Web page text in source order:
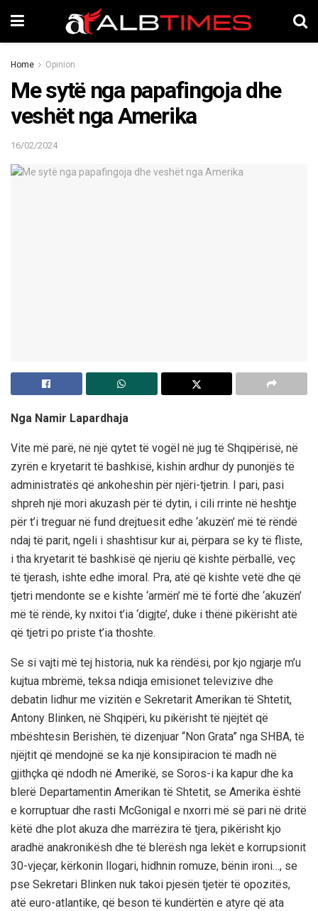
Home Opinion
Me sytë nga papafingoja dhe
veshët nga Amerika
16/02/2024
Nga Namir Lapardhaja
Vite më parë, në një qytet të vogël në jug të Shqipërisë, në
zyrën e kryetarit të bashkisë, kishin ardhur dy punonjës të
administratës që ankoheshin për njëri-tjetrin. I pari, pasi
shpreh një mori akuzash për të dytin, i cili rrinte në heshtje
për t’i treguar në fund drejtuesit edhe ‘akuzën’ më të rëndë
ndaj të parit, ngeli i shashtisur kur ai, përpara se ky të fliste,
i tha kryetarit të bashkisë që njeriu që kishte përballë, veç
të tjerash, ishte edhe imoral. Pra, atë që kishte vetë dhe që
tjetri mendonte se e kishte ‘armën’ më të fortë dhe ‘akuzën’
më të rëndë, ky nxitoi t’ia ‘digjte’, duke i thënë pikërisht atë
që tjetri po priste t’ia thoshte.
Se si vajti më tej historia, nuk ka rëndësi, por kjo ngjarje m’u
kujtua mbrëmë, teksa ndiqja emisionet televizive dhe
debatin lidhur me vizitën e Sekretarit Amerikan të Shtetit,
Antony Blinken, në Shqipëri, ku pikërisht të njëjtët që
mbështesin Berishën, të dizenjuar “Non Grata” nga SHBA, të
njëjtit që mendojnë se ka një konsipiracion të madh në
gjithçka që ndodh në Amerikë, se Soros-i ka kapur dhe ka
blerë Departamentin Amerikan të Shtetit, se Amerika është
e korruptuar dhe rasti McGonigal e nxorri më së pari në dritë
këtë dhe plot akuza dhe marrëzira të tjera, pikërisht kjo
aradhë anakronikësh dhe të blerësh nga lekët e korrupsionit
30-vjeçar, kërkonin llogari, hidhnin romuze, bënin ironi…, se
pse Sekretari Blinken nuk takoi pjesën tjetër të opozitës,
atë euro-atlantike, që beson të kundërtën e atyre që ata